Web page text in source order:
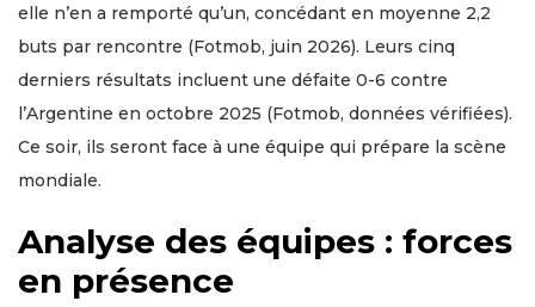
elle n’en a remporté qu’un, concédant en moyenne 2,2
buts par rencontre (Fotmob, juin 2026). Leurs cinq
derniers résultats incluent une défaite 0-6 contre
l’Argentine en octobre 2025 (Fotmob, données vérifiées).
Ce soir, ils seront face à une équipe qui prépare la scène
mondiale.
Analyse des équipes : forces
en présence